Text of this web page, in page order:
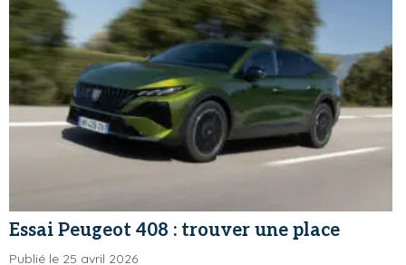
Essai Peugeot 408 : trouver une place
Publié le 25 avril 2026